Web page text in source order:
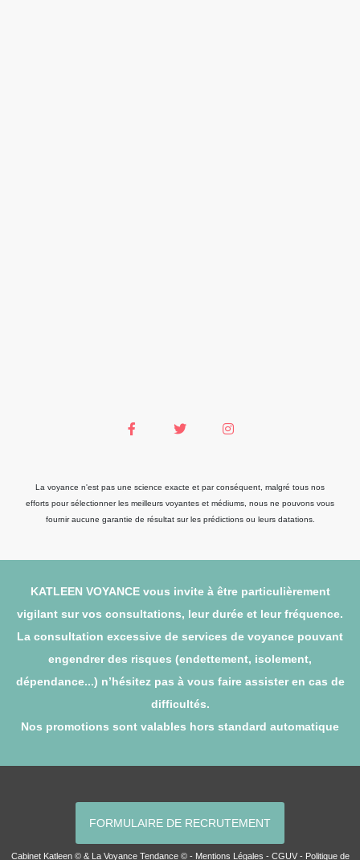
La voyance n'est pas une science exacte et par conséquent, malgré tous nos
efforts pour sélectionner les meilleurs voyantes et médiums, nous ne pouvons vous
fournir aucune garantie de résultat sur les prédictions ou leurs datations.
KATLEEN VOYANCE vous invite à être particulièrement
vigilant sur vos consultations, leur durée et leur fréquence.
La consultation excessive de services de voyance pouvant
engendrer des risques (endettement, isolement,
dépendance...) n’hésitez pas à vous faire assister en cas de
difficultés.
Nos promotions sont valables hors standard automatique
FORMULAIRE DE RECRUTEMENT
Cabinet Katleen © & La Voyance Tendance © - Mentions Légales - CGUV- Politique de